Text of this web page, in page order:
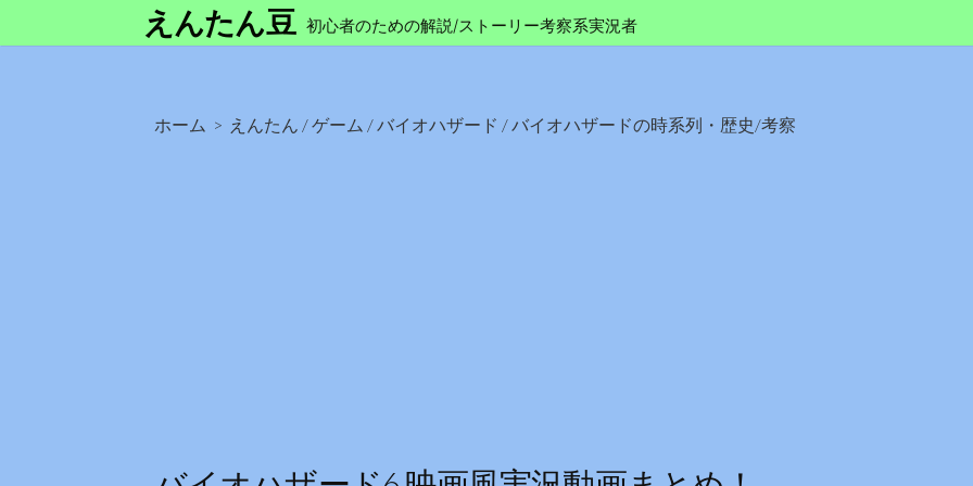
ン
えんたん豆 初心者のための解説/ストーリー考察系実況者
ホーム > えんたん /ゲーム /バイオハザード /バイオハザードの時系列・歴史/考察